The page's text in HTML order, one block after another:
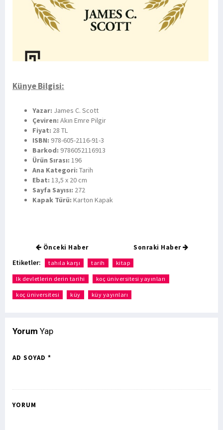
Künye Bilgisi:
Yazar: James C. Scott
Çeviren: Akın Emre Pilgir
Fiyat: 28 TL
ISBN: 978-605-2116-91-3
Barkod: 9786052116913
Ürün Sırası: 196
Ana Kategori: Tarih
Ebat: 13,5 x 20 cm
Sayfa Sayısı: 272
Kapak Türü: Karton Kapak
Önceki Haber Sonraki Haber
Etiketler: tahıla karşı tarih kitap
lk devletlerin derin tarihi koç üniversitesi yayınları
koç üniversitesi küy küy yayınları
Yorum Yap
AD SOYAD *
YORUM